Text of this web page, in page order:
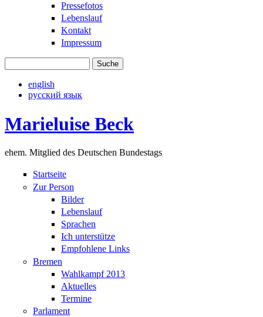
Pressefotos
Lebenslauf
Kontakt
Impressum
english
русский язык
Marieluise Beck
ehem. Mitglied des Deutschen Bundestags
Startseite
Zur Person
Bilder
Lebenslauf
Sprachen
Ich unterstütze
Empfohlene Links
Bremen
Wahlkampf 2013
Aktuelles
Termine
Parlament